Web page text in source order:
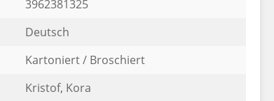
3962381325
Deutsch
Kartoniert / Broschiert
Kristof, Kora